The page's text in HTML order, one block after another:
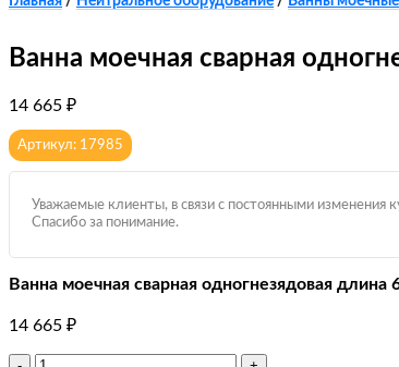
Ванна моечная сварная
14 665 ₽
Артикул: 17985
Уважаемые клиенты, в связи с постоянными изменения
Спасибо за понимание.
Ванна моечная сварная одногнезядовая длина
14 665 ₽
Количество